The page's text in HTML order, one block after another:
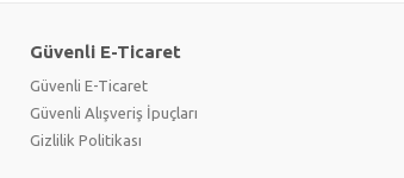
Güvenli E-Ticaret
Güvenli E-Ticaret
Güvenli Alışveriş İpuçları
Gizlilik Politikası